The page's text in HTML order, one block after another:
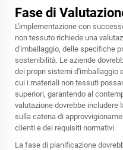
Fase di
L'implementazione con
non tessuto richiede una
d'imballaggio, delle specifiche
sostenibilità. Le aziende
dei propri sistemi d'imballaggio
cui i materiali non tessuti
superiori, garantendo al
valutazione dovrebbe includere
sulla catena di
clienti e dei requisiti normativi.
La fase di pianificazione